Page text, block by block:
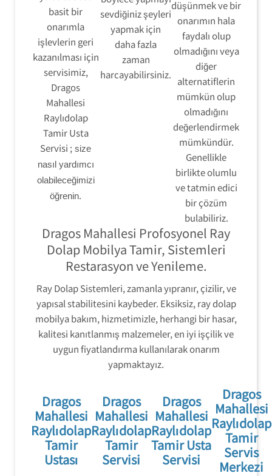
basit bir
onarımla
işlevlerin geri
kazanılması için
servisimiz,
Dragos
Mahallesi
Raylıdolap
Tamir Usta
Servisi ; size
nasıl yardımcı
olabileceğimizi
öğrenin.
sevdiğiniz şeyleri
yapmak için
daha fazla
zaman
harcayabilirsiniz.
düşünmek ve bir
onarımın hala
faydalı olup
olmadığını veya
diğer
alternatiflerin
mümkün olup
olmadığını
değerlendirmek
mümkündür.
Genellikle
birlikte olumlu
ve tatmin edici
bir çözüm
bulabiliriz.
Dragos Mahallesi Profosyonel Ray
Dolap Mobilya Tamir, Sistemleri
Restarasyon ve Yenileme.
Ray Dolap Sistemleri, zamanla yıpranır, çizilir, ve
yapısal stabilitesini kaybeder. Eksiksiz, ray dolap
mobilya bakım, hizmetimizle, herhangi bir hasar,
kalitesi kanıtlanmış malzemeler, en iyi işçilik ve
uygun fiyatlandırma kullanılarak onarım
yapmaktayız.
Dragos
Mahallesi
Raylıdolap
Tamir
Ustası
Dragos
Mahallesi
Raylıdolap
Tamir
Servisi
Dragos
Mahallesi
Raylıdolap
Tamir Usta
Servisi
Dragos
Mahallesi
Raylıdolap
Tamir
Servis
Merkezi